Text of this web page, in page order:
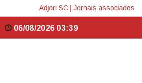
Adjori SC Jornais associados
06/08/2026 03:39